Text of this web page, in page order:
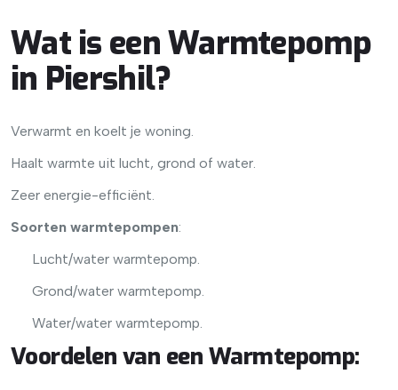
Wat is een Warmtepomp
in Piershil?
Verwarmt en koelt je woning.
Haalt warmte uit lucht, grond of water.
Zeer energie-efficiënt.
Soorten warmtepompen:
Lucht/water warmtepomp.
Grond/water warmtepomp.
Water/water warmtepomp.
Voordelen van een Warmtepomp: